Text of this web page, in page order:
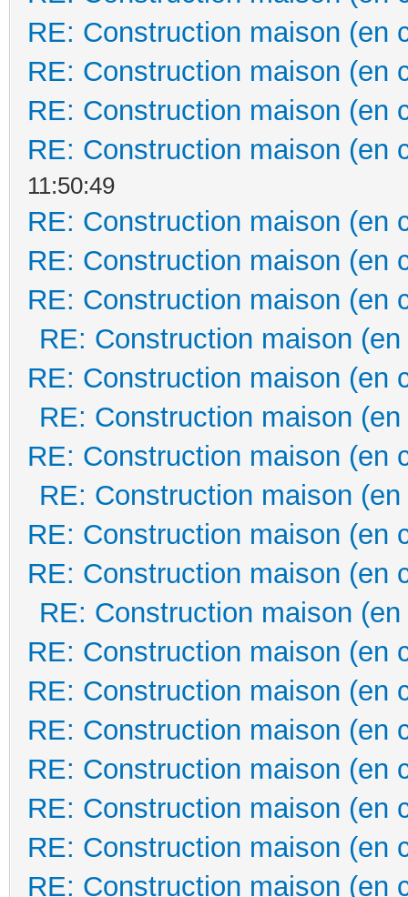
RE: Construction maison (en
RE: Construction maison (en
RE: Construction maison (en
RE: Construction maison (en
11:50:49
RE: Construction maison (en
RE: Construction maison (en
RE: Construction maison (en
RE: Construction maison
RE: Construction maison (en
RE: Construction maison
RE: Construction maison (en
RE: Construction maison
RE: Construction maison (en
RE: Construction maison (en
RE: Construction maison
RE: Construction maison (en
RE: Construction maison (en
RE: Construction maison (en
RE: Construction maison (en
RE: Construction maison (en
RE: Construction maison (en
RE: Construction maison (en